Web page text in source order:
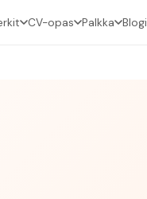
CV-opas Palkka Blogi